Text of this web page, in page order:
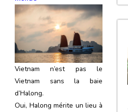
Vietnam n’est pas le
Vietnam sans la baie
d’Halong.
Oui, Halong mérite un lieu à